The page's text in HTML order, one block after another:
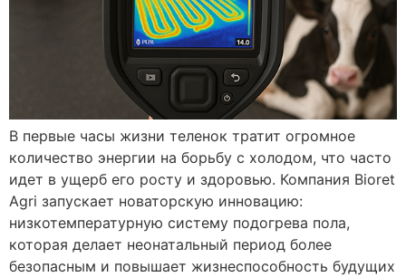
В первые часы жизни теленок тратит огромное
количество энергии на борьбу с холодом, что часто
идет в ущерб его росту и здоровью. Компания Bioret
Agri запускает новаторскую инновацию:
низкотемпературную систему подогрева пола,
которая делает неонатальный период более
безопасным и повышает жизнеспособность будущих